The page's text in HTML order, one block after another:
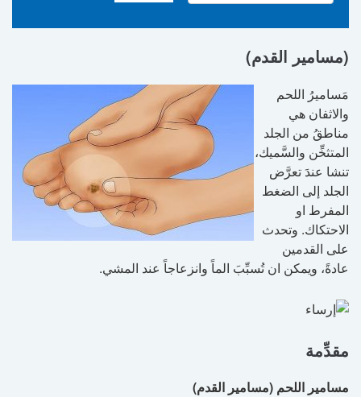
(مسامير القدم)
مَساميرُ اللحم
والاثفان هي
مناطقُ من الجلد
المتثخِّن والسَّميك،
تنشا عندَ تعرَّض
الجلد إلى الضغط
المفرط او
الاحتكاك. وتحدث
على القدمين
عادةً، ويمكن ان تُسبِّبَ الماً وانزعاجاً عند المشي.
مقدِّمة
مسامير اللحم (مسامير القدم)